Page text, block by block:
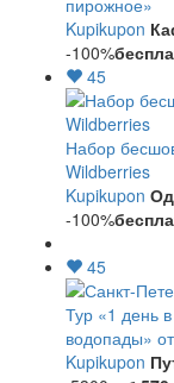
пирожное»
Kupikupon
-100%
45
Набор
Wildberries
Kupikupon
-100%
45
Тур «1 день
водопады»
Kupikupon